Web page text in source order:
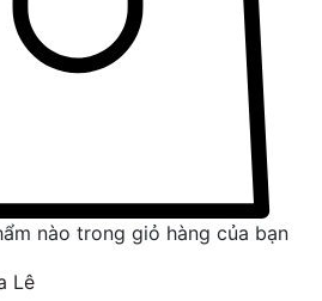
nào trong giỏ hàng của bạn